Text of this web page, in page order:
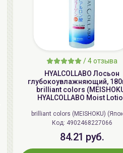
/4 отзыва
HYALCOLLABO Лосьон
глубокоувлажняющий,
brilliant colors
HYALCOLLABO Moist
brilliant colors (MEISHOKU)
Код: 4902468227066
84.21 руб.